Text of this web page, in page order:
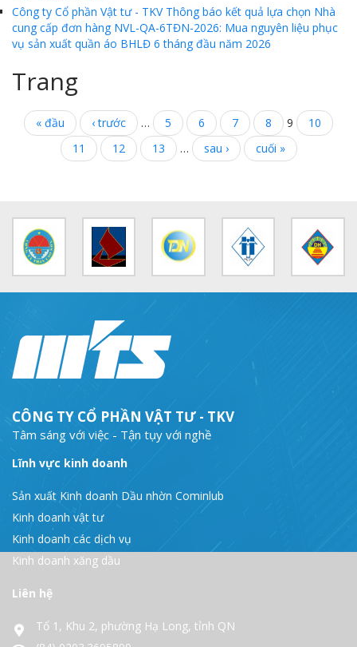
Cominlub: Dấu ấn 20 năm 12/11 (1997-2017)
MTS: Công nghệ hiện đại - Kết nối thông minh
MTS: Sự kiện nổi bật trong tháng 3
MTS tham dự Hội diễn Nghệ thuật quần chúng TKV năm 2016
COMINLUB - Thành công nhỏ vì một thông điệp lớn!
Công ty Cổ phần Vật tư - TKV Thông báo kết quả lựa chọn Nhà
cung cấp đơn hàng NVL-QA-6TĐN-2026: Mua nguyên liệu phục
vụ sản xuất quần áo BHLĐ 6 tháng đầu năm 2026
Trang
« đầu ‹ trước … 5 6 7 8 9
10
11
12 13 … sau › cuối »
CÔNG TY CỔ PHẦN VẬT TƯ - TKV
Tâm sáng với việc - Tận tụy với nghề
Lĩnh vực kinh doanh
Sản xuất Kinh doanh Dầu nhờn Cominlub
Kinh doanh vật tư
Kinh doanh các dịch vụ
Kinh doanh xăng dầu
Liên hệ
Tổ 1, Khu 2, phường Hạ Long, tỉnh QN